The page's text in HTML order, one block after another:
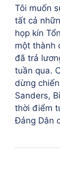
Tôi muốn
tất cả
họp kín
một thành
đã trả
tuần qua.
dừng
Sanders,
thời điểm
Đảng Dân